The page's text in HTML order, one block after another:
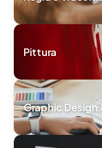
Pittura
Graphic Design